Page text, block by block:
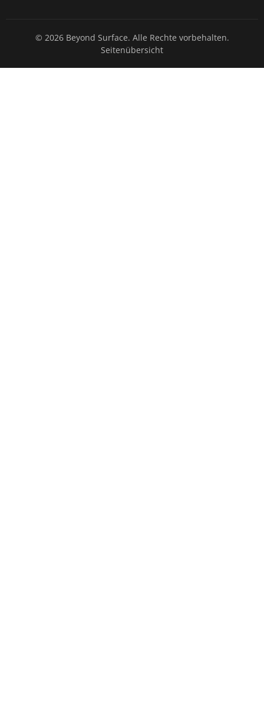
© 2026 Beyond Surface. Alle Rechte vorbehalten.
Seitenübersicht